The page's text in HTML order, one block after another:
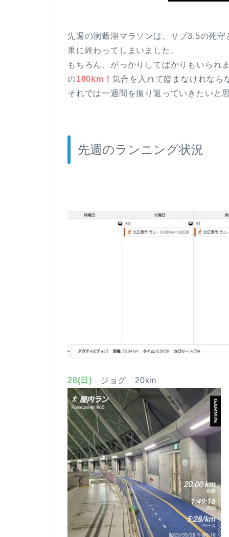
先週の洞爺湖マラソンは、サブ3.5の死
果に終わってしまいました。
もちろん、がっかりしてばかりもいられ
の100km！ 気合を入れて臨まなけれなら
それでは一週間を振り返っていきたいと
先週のランニング状況
28(日) ジョグ 20km